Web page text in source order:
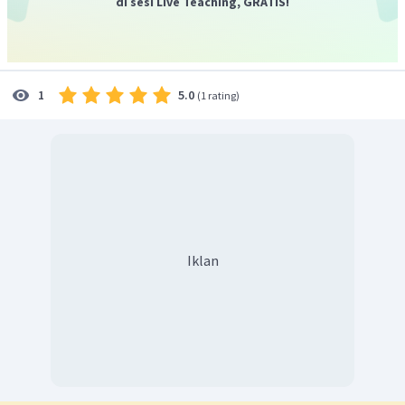
membuat undang-undang dasar juga dirubah dari Undang-
Serikat atau lebih dikenal dengan sebutan Konstitusi RIS.
Dengan demikian, peristiwa Konferensi Meja Bundar
menjadi hal yang harus disyukuri bangsa Indonesia sebab
1 5.0 (1 rating)
Iklan